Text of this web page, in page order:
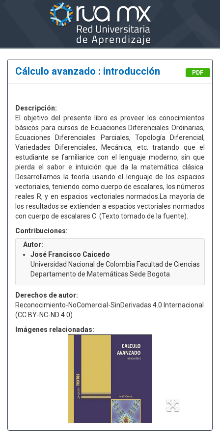
Cálculo avanzado : introducción PDF
Descripción:
El objetivo del presente libro es proveer los conocimientos
básicos para cursos de Ecuaciones Diferenciales Ordinarias,
Ecuaciones Diferenciales Parciales, Topología Diferencial,
Variedades Diferenciales, Mecánica, etc. tratando que el
estudiante se familiarice con el lenguaje moderno, sin que
pierda el sabor e intuición que da la matemática clásica.
Desarrollamos la teoría usando el lenguaje de los espacios
vectoriales, teniendo como cuerpo de escalares, los números
reales R, y en espacios vectoriales normados.La mayoría de
los resultados se extienden a espacios vectoriales normados
con cuerpo de escalares C. (Texto tomado de la fuente).
Contribuciones:
Autor:
José Francisco Caicedo
Universidad Nacional de Colombia Facultad de Ciencias
Departamento de Matemáticas Sede Bogota
Derechos de autor:
Reconocimiento-NoComercial-SinDerivadas 4.0 Internacional
(CC BY-NC-ND 4.0)
Imágenes relacionadas: